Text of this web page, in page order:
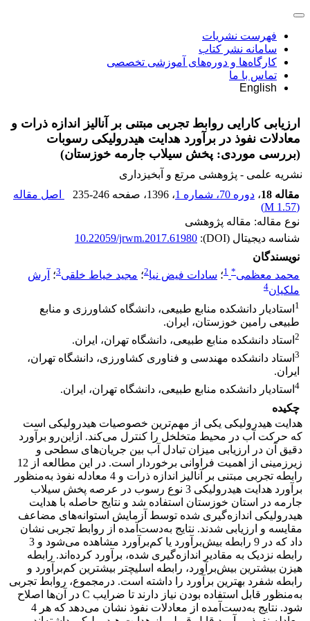
فهرست نشریات
سامانه نشر کتاب
کارگاه‌ها و دوره‌های آموزشی تخصصی
تماس با ما
English
ارزیابی کارایی روابط تجربی مبتنی بر آنالیز اندازه ذرات و
معادلات نفوذ در برآورد هدایت هیدرولیکی رسوبات
(بررسی موردی: پخش سیلاب جارمه خوزستان)
نشریه علمی - پژوهشی مرتع و آبخیزداری
مقاله 18
، دوره 70، شماره 1 ، 1396 ، صفحه 235-246
اصل مقاله
(
1.57 M
)
نوع مقاله: مقاله پژوهشی
شناسه دیجیتال (DOI):
10.22059/jrwm.2017.61980
نویسندگان
محمد معظمی*
1؛ سادات فیض نیا2؛ مجید خیاط خلقی3؛ آرش
ملکیان4
1 استادیار دانشکده منابع طبیعی، دانشگاه کشاورزی و منابع
طبیعی رامین خوزستان، ایران.
2 استاد دانشکده منابع طبیعی، دانشگاه تهران، ایران.
3 استاد دانشکده مهندسی و فناوری کشاورزی، دانشگاه تهران،
ایران.
4 استادیار دانشکده منابع طبیعی، دانشگاه تهران، ایران.
چکیده
هدایت هیدرولیکی یکی از مهم‌ترین خصوصیات هیدرولیکی است
که حرکت آب در محیط متخلخل را کنترل می‌کند. ازاین‌رو برآورد
دقیق آن در ارزیابی میزان تبادل آب بین جریان‌های سطحی و
زیرزمینی از اهمیت فراوانی برخوردار است. در این مطالعه از 12
رابطه تجربی مبتنی بر آنالیز اندازه ذرات و 4 معادله نفوذ به‌منظور
برآورد هدایت هیدرولیکی 3 نوع رسوب در عرصه پخش سیلاب
جارمه در استان خوزستان استفاده شد و نتایج حاصله با هدایت
هیدرولیکی اندازه‌گیری شده توسط آزمایش استوانه‌های مضاعف
مقایسه و ارزیابی شدند. نتایج به‌دست‌آمده از روابط تجربی نشان
داد که در 9 رابطه بیش‌برآورد یا کم‌برآورد مشاهده می‌شود و 3
رابطه نزدیک به مقادیر اندازه‌گیری شده، برآورد کرده‌اند. رابطه
هیزن بیشترین بیش‌برآورد، رابطه اسلیچتر بیشترین کم‌برآورد و
رابطه شفرد بهترین برآورد را داشته است. درمجموع، روابط تجربی
به‌منظور قابل استفاده بودن نیاز دارند تا ضرایب C در آن‌ها اصلاح
شود. نتایج به‌دست‌آمده از معادلات نفوذ نشان می‌دهد که هر 4